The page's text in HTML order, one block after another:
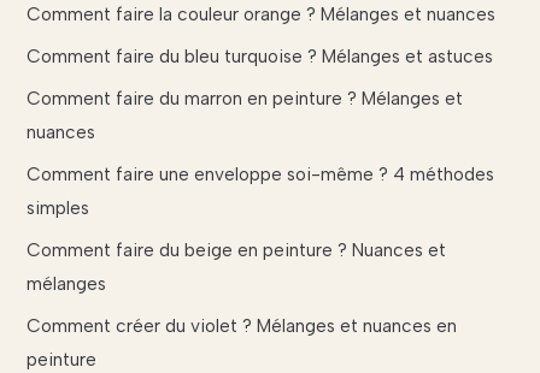
Comment faire la couleur orange ? Mélanges et nuances
Comment faire du bleu turquoise ? Mélanges et astuces
Comment faire du marron en peinture ? Mélanges et
nuances
Comment faire une enveloppe soi-même ? 4 méthodes
simples
Comment faire du beige en peinture ? Nuances et
mélanges
Comment créer du violet ? Mélanges et nuances en
peinture